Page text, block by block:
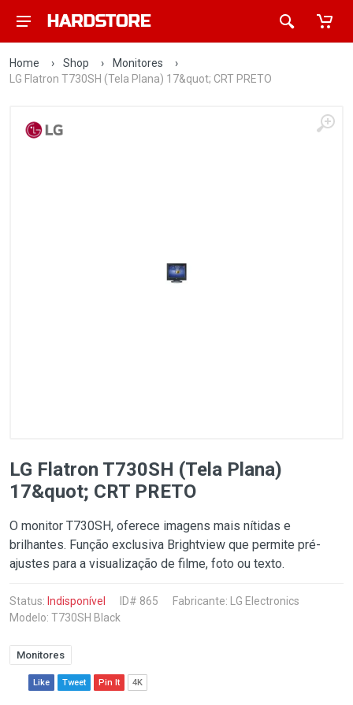
Home › Shop › Monitores
›
LG Flatron T730SH (Tela Plana) 17&quot; CRT PRETO
LG Flatron T730SH (Tela Plana)
17&quot; CRT PRETO
O monitor T730SH, oferece imagens mais nítidas e
brilhantes. Função exclusiva Brightview que permite pré-
ajustes para a visualização de filme, foto ou texto.
Status: Indisponível ID# 865 Fabricante:
LG Electronics
Modelo: T730SH Black
Monitores
Like Tweet Pin It 4K